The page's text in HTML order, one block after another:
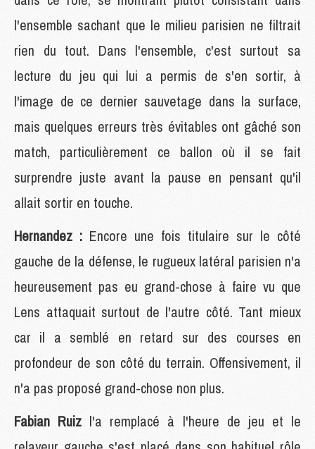
l'ensemble sachant que le milieu parisien ne filtrait
rien du tout. Dans l'ensemble, c'est surtout sa
lecture du jeu qui lui a permis de s'en sortir, à
l'image de ce dernier sauvetage dans la surface,
mais quelques erreurs très évitables ont gâché son
match, particulièrement ce ballon où il se fait
surprendre juste avant la pause en pensant qu'il
allait sortir en touche.
Hernandez : Encore une fois titulaire sur le côté
gauche de la défense, le rugueux latéral parisien n'a
heureusement pas eu grand-chose à faire vu que
Lens attaquait surtout de l'autre côté. Tant mieux
car il a semblé en retard sur des courses en
profondeur de son côté du terrain. Offensivement, il
n'a pas proposé grand-chose non plus.
Fabian Ruiz l'a remplacé à l'heure de jeu et le